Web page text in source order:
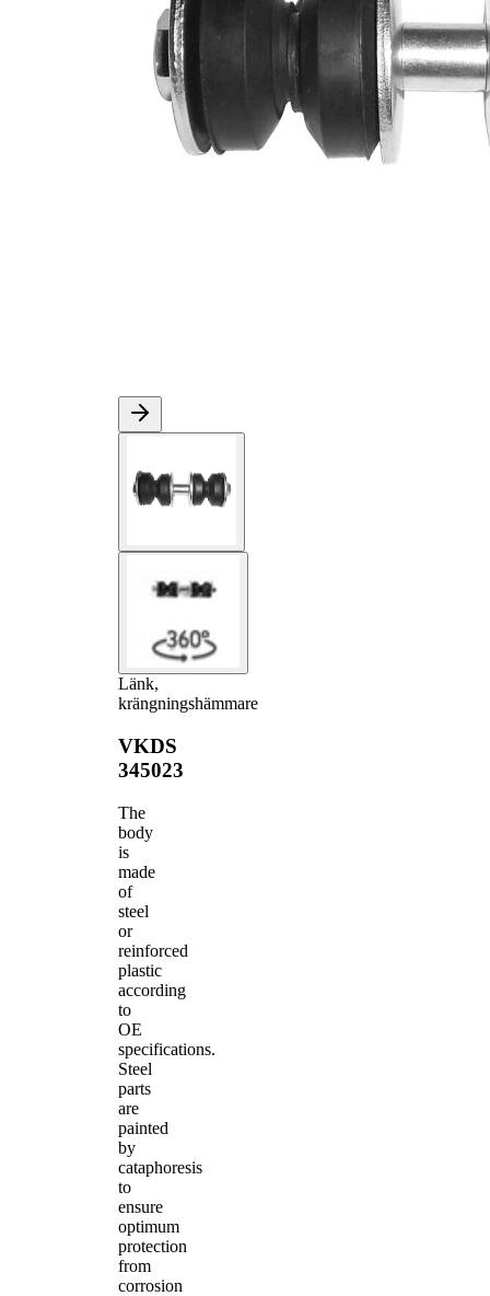
Länk,
krängningshämmare
VKDS
345023
The
body
is
made
of
steel
or
reinforced
plastic
according
to
OE
specifications.
Steel
parts
are
painted
by
cataphoresis
to
ensure
optimum
protection
from
corrosion